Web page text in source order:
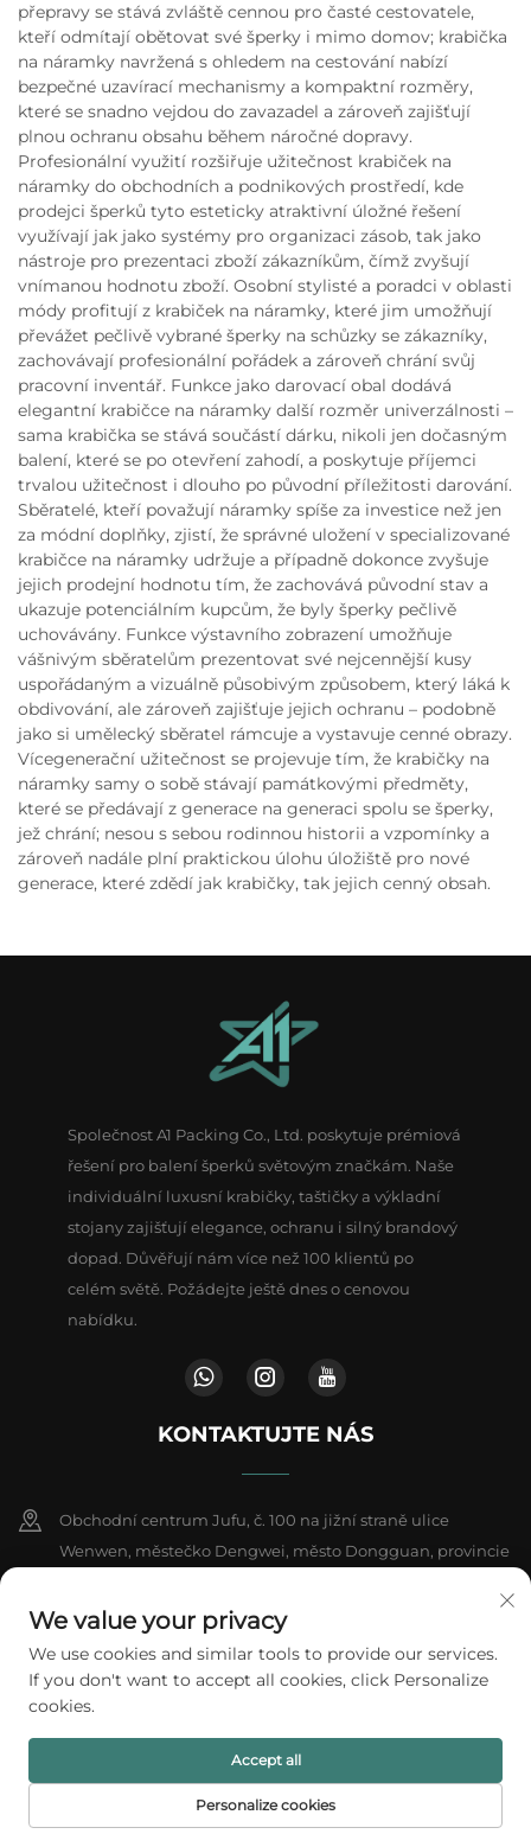
přepravy se stává zvláště cennou pro časté cestovatele,
kteří odmítají obětovat své šperky i mimo domov; krabička
na náramky navržená s ohledem na cestování nabízí
bezpečné uzavírací mechanismy a kompaktní rozměry,
které se snadno vejdou do zavazadel a zároveň zajišťují
plnou ochranu obsahu během náročné dopravy.
Profesionální využití rozšiřuje užitečnost krabiček na
náramky do obchodních a podnikových prostředí, kde
prodejci šperků tyto esteticky atraktivní úložné řešení
využívají jak jako systémy pro organizaci zásob, tak jako
nástroje pro prezentaci zboží zákazníkům, čímž zvyšují
vnímanou hodnotu zboží. Osobní stylisté a poradci v oblasti
módy profitují z krabiček na náramky, které jim umožňují
převážet pečlivě vybrané šperky na schůzky se zákazníky,
zachovávají profesionální pořádek a zároveň chrání svůj
pracovní inventář. Funkce jako darovací obal dodává
elegantní krabičce na náramky další rozměr univerzálnosti –
sama krabička se stává součástí dárku, nikoli jen dočasným
balení, které se po otevření zahodí, a poskytuje příjemci
trvalou užitečnost i dlouho po původní příležitosti darování.
Sběratelé, kteří považují náramky spíše za investice než jen
za módní doplňky, zjistí, že správné uložení v specializované
krabičce na náramky udržuje a případně dokonce zvyšuje
jejich prodejní hodnotu tím, že zachovává původní stav a
ukazuje potenciálním kupcům, že byly šperky pečlivě
uchovávány. Funkce výstavního zobrazení umožňuje
vášnivým sběratelům prezentovat své nejcennější kusy
uspořádaným a vizuálně působivým způsobem, který láká k
obdivování, ale zároveň zajišťuje jejich ochranu – podobně
jako si umělecký sběratel rámcuje a vystavuje cenné obrazy.
Vícegenerační užitečnost se projevuje tím, že krabičky na
náramky samy o sobě stávají památkovými předměty,
které se předávají z generace na generaci spolu se šperky,
jež chrání; nesou s sebou rodinnou historii a vzpomínky a
zároveň nadále plní praktickou úlohu úložiště pro nové
generace, které zdědí jak krabičky, tak jejich cenný obsah.
Společnost A1 Packing Co., Ltd. poskytuje prémiová
řešení pro balení šperků světovým značkám. Naše
individuální luxusní krabičky, taštičky a výkladní
stojany zajišťují elegance, ochranu i silný brandový
dopad. Důvěřují nám více než 100 klientů po
celém světě. Požádejte ještě dnes o cenovou
nabídku.
KONTAKTUJTE NÁS
Obchodní centrum Jufu, č. 100 na jižní straně ulice
Wenwen, městečko Dengwei, město Dongguan, provincie
+86-18802602550
[email protected]
Všechna práva vyhrazena © 2026 A1 Packing Co., Ltd.
soukromí
DOMOVSKÁ
We value your privacy
We use cookies and similar tools to provide our services.
If you don't want to accept all cookies, click Personalize
cookies.
Personalize cookies
Accept all